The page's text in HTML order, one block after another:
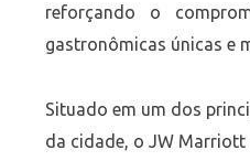
reforçando o
gastronômicas únicas e
Situado em um dos
da cidade, o JW Marriott